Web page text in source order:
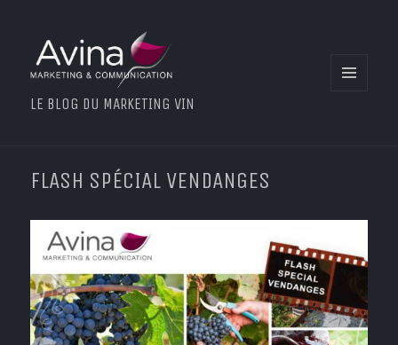
LE BLOG DU MARKETING VIN
FLASH SPÉCIAL VENDANGES